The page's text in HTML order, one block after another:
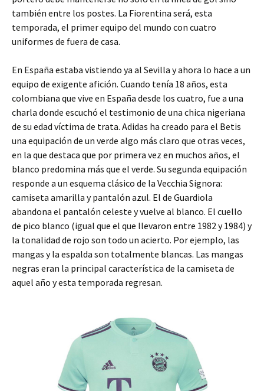
también entre los postes. La Fiorentina será, esta
temporada, el primer equipo del mundo con cuatro
uniformes de fuera de casa.
En España estaba vistiendo ya al Sevilla y ahora lo hace a un
equipo de exigente afición. Cuando tenía 18 años, esta
colombiana que vive en España desde los cuatro, fue a una
charla donde escuchó el testimonio de una chica nigeriana
de su edad víctima de trata. Adidas ha creado para el Betis
una equipación de un verde algo más claro que otras veces,
en la que destaca que por primera vez en muchos años, el
blanco predomina más que el verde. Su segunda equipación
responde a un esquema clásico de la Vecchia Signora:
camiseta amarilla y pantalón azul. El de Guardiola
abandona el pantalón celeste y vuelve al blanco. El cuello
de pico blanco (igual que el que llevaron entre 1982 y 1984) y
la tonalidad de rojo son todo un acierto. Por ejemplo, las
mangas y la espalda son totalmente blancas. Las mangas
negras eran la principal característica de la camiseta de
aquel año y esta temporada regresan.